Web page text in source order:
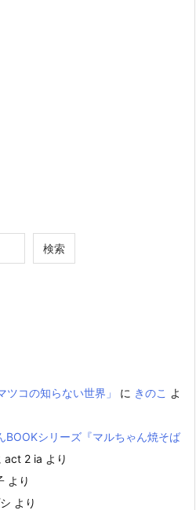
検索
ツコの知らない世界」
に きのこ よ
BOOKシリーズ『マルちゃん焼そば
act 2 ia より
より
より